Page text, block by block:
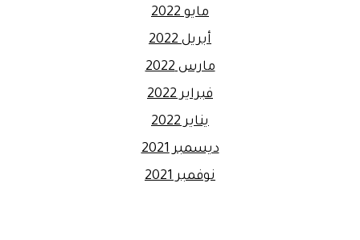
مايو 2022
أبريل 2022
مارس 2022
فبراير 2022
يناير 2022
ديسمبر 2021
نوفمبر 2021